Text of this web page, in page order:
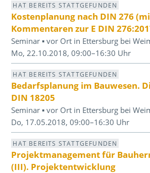
HAT BEREITS STATTGEFUNDEN
Kostenplanung nach DIN 276
Kommentaren zur E DIN
Seminar ▪ vor Ort in Ettersburg bei
Mo, 22.10.2018, 09:00–16:30 Uhr
HAT BEREITS STATTGEFUNDEN
Bedarfsplanung im Bauwesen.
DIN 18205
Seminar ▪ vor Ort in Ettersburg bei
Do, 17.05.2018, 09:00–16:30 Uhr
HAT BEREITS STATTGEFUNDEN
Projektmanagement für
(III). Projektentwicklung